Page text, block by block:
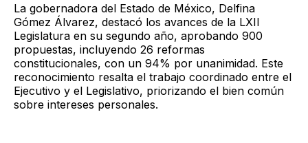
La gobernadora del Estado de México, Delfina
Gómez Álvarez, destacó los avances de la LXII
Legislatura en su segundo año, aprobando 900
propuestas, incluyendo 26 reformas
constitucionales, con un 94% por unanimidad. Este
reconocimiento resalta el trabajo coordinado entre el
Ejecutivo y el Legislativo, priorizando el bien común
sobre intereses personales.